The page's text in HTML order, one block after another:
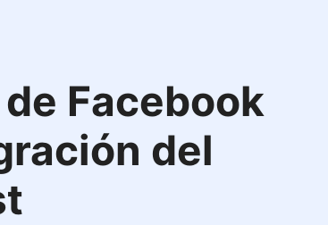
de Facebook
del